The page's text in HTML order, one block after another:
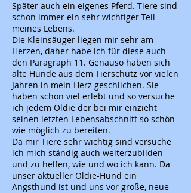
Später auch ein eigenes Pferd. Tiere sind
schon immer ein sehr wichtiger Teil
meines Lebens.
Die Kleinsäuger liegen mir sehr am
Herzen, daher habe ich für diese auch
den Paragraph 11. Genauso haben sich
alte Hunde aus dem Tierschutz vor vielen
Jahren in mein Herz geschlichen. Sie
haben schon viel erlebt und so versuche
ich jedem Oldie der bei mir einzieht
seinen letzten Lebensabschnitt so schön
wie möglich zu bereiten.
Da mir Tiere sehr wichtig sind versuche
ich mich ständig auch weiterzubilden
und zu helfen, wie und wo ich kann. Da
unser aktueller Oldie-Hund ein
Angsthund ist und uns vor große, neue